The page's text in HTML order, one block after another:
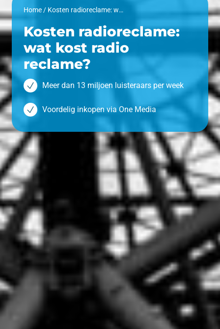
Home/ Kosten radioreclame: wat kost radio reclame?
Kosten radioreclame:
wat kost radio
reclame?
Meer dan 13 miljoen luisteraars per week
Voordelig inkopen via One Media